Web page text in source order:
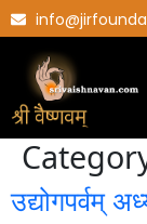
उद्योगपर्वम्